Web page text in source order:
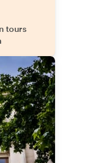
tours